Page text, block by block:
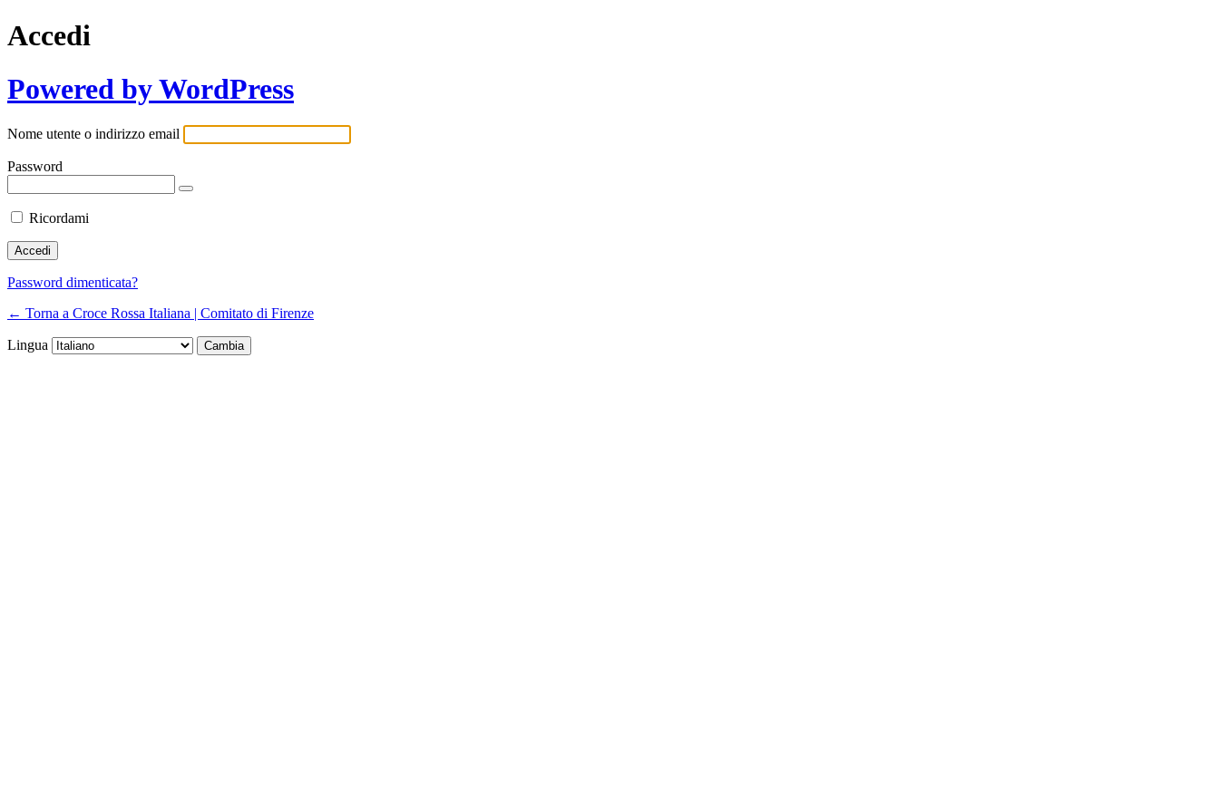
Accedi
Powered by WordPress
Nome utente o indirizzo email
Password
Ricordami
Password dimenticata?
← Torna a Croce Rossa Italiana | Comitato di Firenze
Lingua